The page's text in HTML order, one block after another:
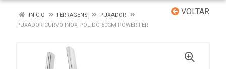
VOLTAR
INÍCIO FERRAGENS
PUXADOR
PUXADOR CURVO INOX POLIDO 60CM POWER FER